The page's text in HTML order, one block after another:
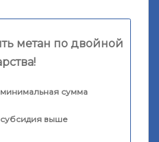
метан по двойной
сумма
выше